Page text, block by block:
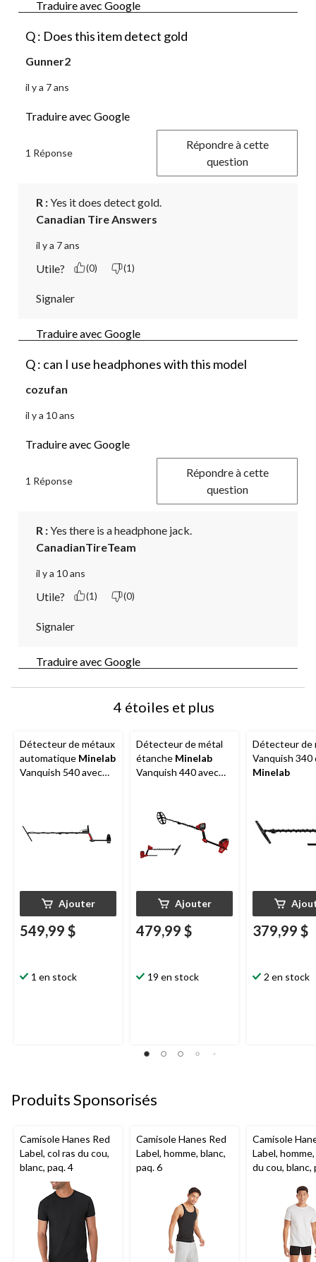
Traduire avec Google
Q : Does this item detect gold
Gunner2
il y a 7 ans
Traduire avec Google
1 Réponse
Répondre à cette
question
R : Yes it does detect gold.
Canadian Tire Answers
il y a 7 ans
Utile? (0) (1)
Signaler
Traduire avec Google
Q : can I use headphones with this model
cozufan
il y a 10 ans
Traduire avec Google
1 Réponse
Répondre à cette
question
R : Yes there is a headphone jack.
CanadianTireTeam
il y a 10 ans
Utile? (1) (0)
Signaler
Traduire avec Google
4 étoiles et plus
Détecteur de métaux
automatique Minelab
Vanquish 540 avec
Ajouter
549,99 $
1 en stock
Détecteur de métal
étanche Minelab
Vanquish 440 avec
Ajouter
479,99 $
19 en stock
Détecteur de
Vanquish 340
Minelab
379,99 $
2 en stock
Produits Sponsorisés
Camisole Hanes Red
Label, col ras du cou,
blanc, paq. 4
Camisole Hanes Red
Label, homme, blanc,
paq. 6
Camisole
Label,
du cou, blanc,